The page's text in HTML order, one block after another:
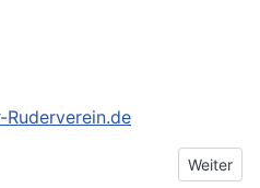
Ruderverein.de
SommerferienNächster
Weiter